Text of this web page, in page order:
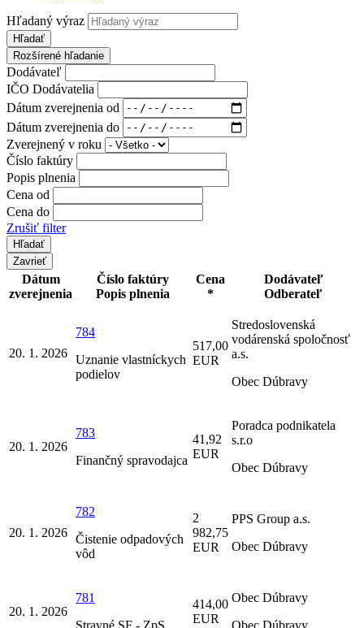
Hľadaný výraz
Hľadať
Rozšírené hľadanie
Dodávateľ
IČO Dodávatelia
Dátum zverejnenia od
Dátum zverejnenia do
Zverejnený v roku
Číslo faktúry
Popis plnenia
Cena od
Cena do
Zrušiť filter
Zavrieť
Dátum
zverejnenia
Číslo faktúry
Popis plnenia
Cena
*
Dodávateľ
Odberateľ
20. 1. 2026
784
Uznanie vlastníckych
podielov
517,00
EUR
Stredoslovenská
vodárenská spoločnosť
a.s.
Obec Dúbravy
20. 1. 2026
783
Finančný spravodajca
41,92
EUR
Poradca podnikatela
s.r.o
Obec Dúbravy
20. 1. 2026
782
Čistenie odpadových
vôd
2
982,75
EUR
PPS Group a.s.
Obec Dúbravy
20. 1. 2026
781
Stravné SF - ZpS
414,00
EUR
Obec Dúbravy
Obec Dúbravy